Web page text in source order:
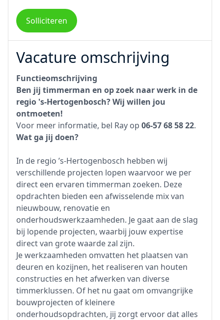
Solliciteren
Vacature omschrijving
Functieomschrijving
Ben jij timmerman en op zoek naar werk in de
regio 's-Hertogenbosch? Wij willen jou
ontmoeten!
Voor meer informatie, bel Ray op 06-57 68 58 22.
Wat ga jij doen?
In de regio ’s-Hertogenbosch hebben wij
verschillende projecten lopen waarvoor we per
direct een ervaren timmerman zoeken. Deze
opdrachten bieden een afwisselende mix van
nieuwbouw, renovatie en
onderhoudswerkzaamheden. Je gaat aan de slag
bij lopende projecten, waarbij jouw expertise
direct van grote waarde zal zijn.
Je werkzaamheden omvatten het plaatsen van
deuren en kozijnen, het realiseren van houten
constructies en het afwerken van diverse
timmerklussen. Of het nu gaat om omvangrijke
bouwprojecten of kleinere
onderhoudsopdrachten, jij zorgt ervoor dat alles